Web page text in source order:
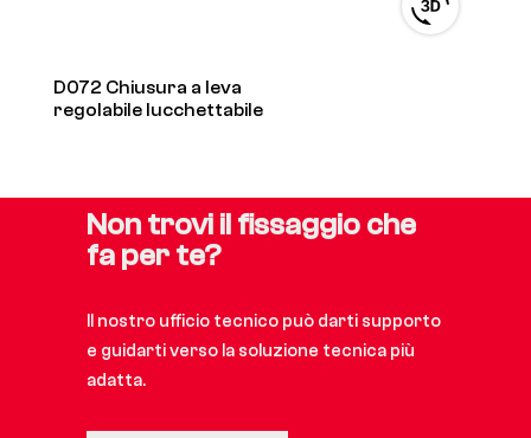
View
3D
D072 Chiusura a leva
regolabile lucchettabile
Non trovi il fissaggio che
fa per te?
Il nostro ufficio tecnico può darti supporto
e guidarti verso la soluzione tecnica più
adatta.